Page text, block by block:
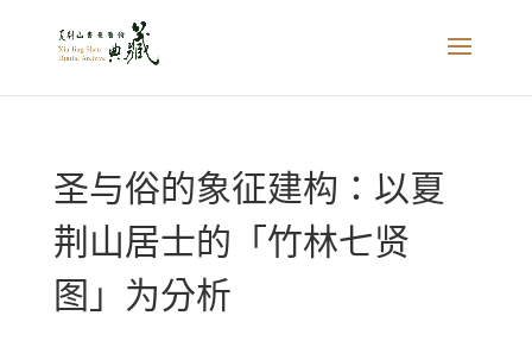
圣与俗的象征建构：以夏
荆山居士的「竹林七贤
图」为分析